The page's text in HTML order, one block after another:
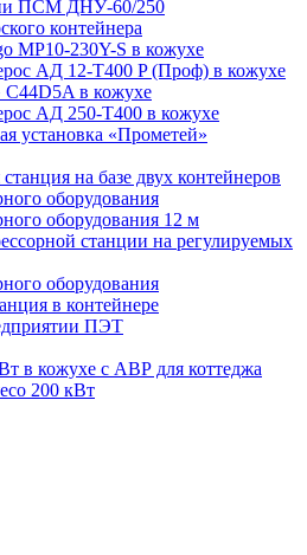
ПСМ ДНУ-60/250
контейнера
MP10-230Y-S в кожухе
АД 12-Т400 P (Проф) в кожухе
C44D5A в кожухе
АД 250-Т400 в кожухе
установка «Прометей»
на базе двух контейнеров
оборудования
оборудования 12 м
станции на регулируемых
оборудования
в контейнере
ПЭТ
в кожухе с АВР для коттеджа
200 кВт